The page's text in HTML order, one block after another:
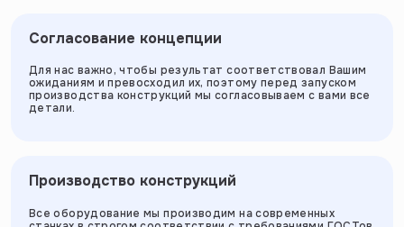
Согласование концепции
Для нас важно, чтобы результат соответствовал Вашим
ожиданиям и превосходил их, поэтому перед запуском
производства конструкций мы согласовываем с вами все
детали.
Производство конструкций
Все оборудование мы производим на современных